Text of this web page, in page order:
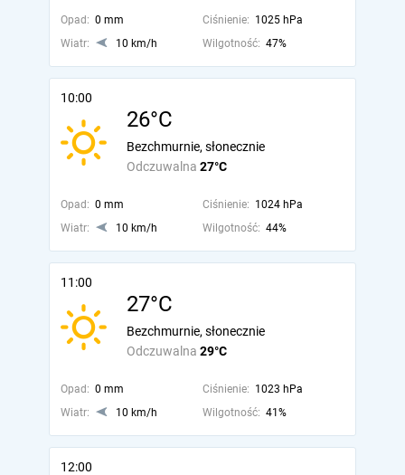
Opad: 0 mm Ciśnienie: 1025 hPa
Wiatr:
10 km/h Wilgotność: 47%
10:00
26°C
Odczuwalna 27°C
Bezchmurnie, słonecznie
Opad: 0 mm Ciśnienie: 1024 hPa
Wiatr:
10 km/h Wilgotność: 44%
11:00
27°C
Odczuwalna 29°C
Bezchmurnie, słonecznie
Opad: 0 mm Ciśnienie: 1023 hPa
Wiatr:
10 km/h Wilgotność: 41%
12:00